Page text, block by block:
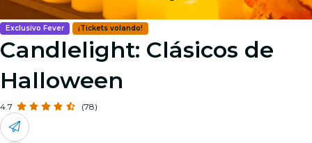
Exclusivo Fever ¡Tickets volando!
Candlelight: Clásicos de
Halloween
4.7 (78)